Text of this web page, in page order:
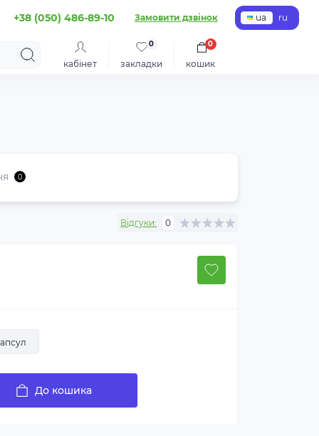
+38 (050) 486-89-10 Замовити дзвінок ua ru
кабінет закладки
0
кошик
0
0
Відгуки: 0
До кошика